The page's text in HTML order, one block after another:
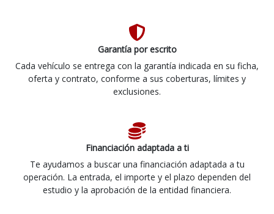
Garantía por escrito
Cada vehículo se entrega con la garantía indicada en su ficha,
oferta y contrato, conforme a sus coberturas, límites y
exclusiones.
Financiación adaptada a ti
Te ayudamos a buscar una financiación adaptada a tu
operación. La entrada, el importe y el plazo dependen del
estudio y la aprobación de la entidad financiera.